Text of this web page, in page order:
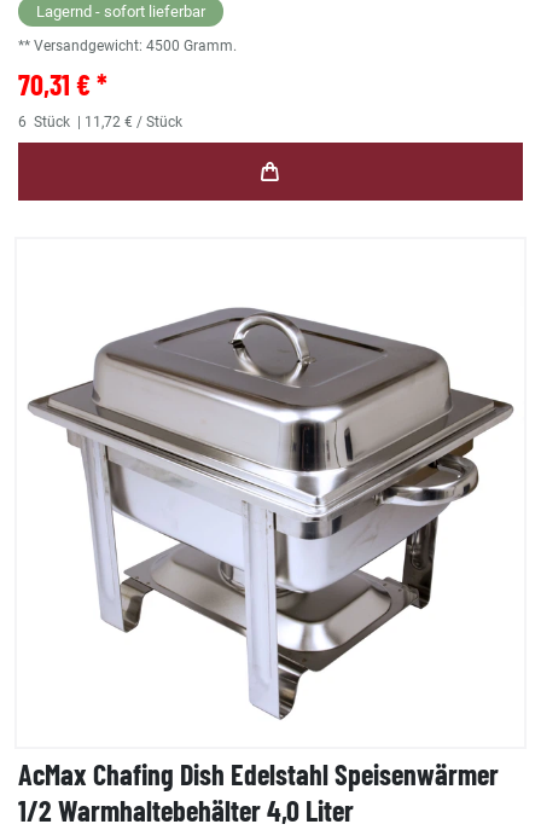
Lagernd - sofort lieferbar
** Versandgewicht: 4500 Gramm.
70,31 € *
6 Stück | 11,72 € / Stück
AcMax Chafing Dish Edelstahl Speisenwärmer
1/2 Warmhaltebehälter 4,0 Liter